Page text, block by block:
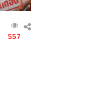
557